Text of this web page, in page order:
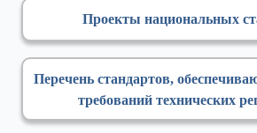
Проекты национальных
Перечень стандартов,
требований технических